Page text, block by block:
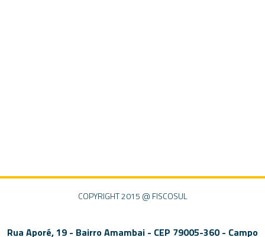
COPYRIGHT 2015 @ FISCOSUL
Rua Aporé, 19 - Bairro Amambai - CEP 79005-360 - Campo